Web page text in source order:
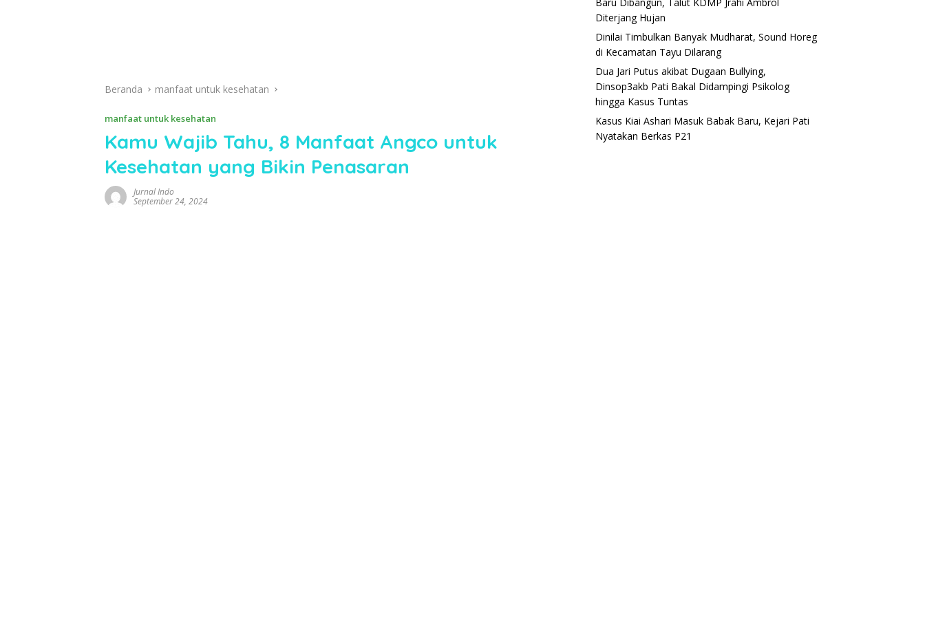
Beranda manfaat untuk kesehatan
manfaat untuk kesehatan
Kamu Wajib Tahu, 8 Manfaat Angco untuk
Kesehatan yang Bikin Penasaran
Jurnal Indo
September 24, 2024
Diterjang Hujan
Dinilai Timbulkan Banyak Mudharat, Sound Horeg
di Kecamatan Tayu Dilarang
Dua Jari Putus akibat Dugaan Bullying,
Dinsop3akb Pati Bakal Didampingi Psikolog
hingga Kasus Tuntas
Kasus Kiai Ashari Masuk Babak Baru, Kejari Pati
Nyatakan Berkas P21